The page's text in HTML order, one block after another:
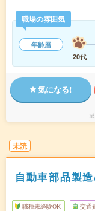
職場の雰囲気
年齢層
20代
気になる!
未読
自動車部品製
職種未経験OK 交通